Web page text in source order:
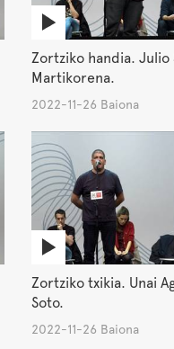
Zortziko handia. Julio
Martikorena.
2022-11-26 Baiona
Zortziko txikia. Unai
Soto.
2022-11-26 Baiona